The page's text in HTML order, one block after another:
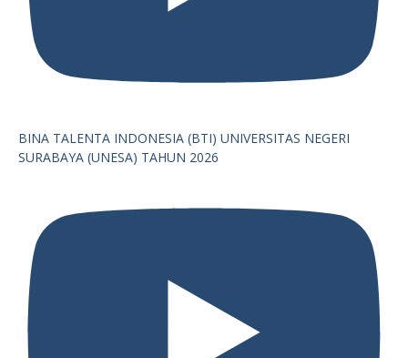
BINA TALENTA INDONESIA (BTI) UNIVERSITAS NEGERI
SURABAYA (UNESA) TAHUN 2026